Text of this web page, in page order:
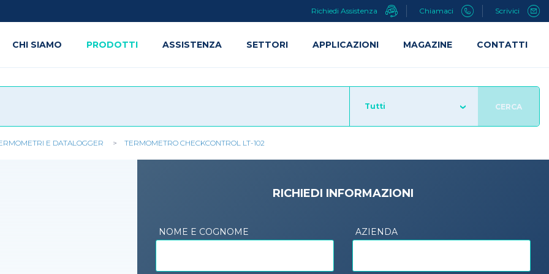
Tutti CERCA
E DATALOGGER TERMOMETRO CHECKCONTROL LT-102
RICHIEDI INFORMAZIONI
NOME E COGNOME AZIENDA
Richiedi Assistenza Chiamaci Scrivici
CHI SIAMO PRODOTTI ASSISTENZA SETTORI APPLICAZIONI MAGAZINE CONTATTI